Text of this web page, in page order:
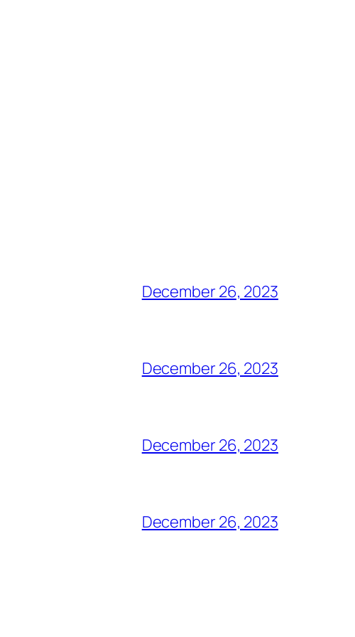
December 26, 2023
December 26, 2023
December 26, 2023
December 26, 2023